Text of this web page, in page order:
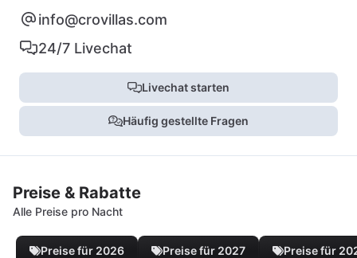
info@crovillas.com
24/7 Livechat
Livechat starten
Häufig gestellte Fragen
Preise & Rabatte
Alle Preise pro Nacht
Preise für 2026 Preise für 2027 Preise für